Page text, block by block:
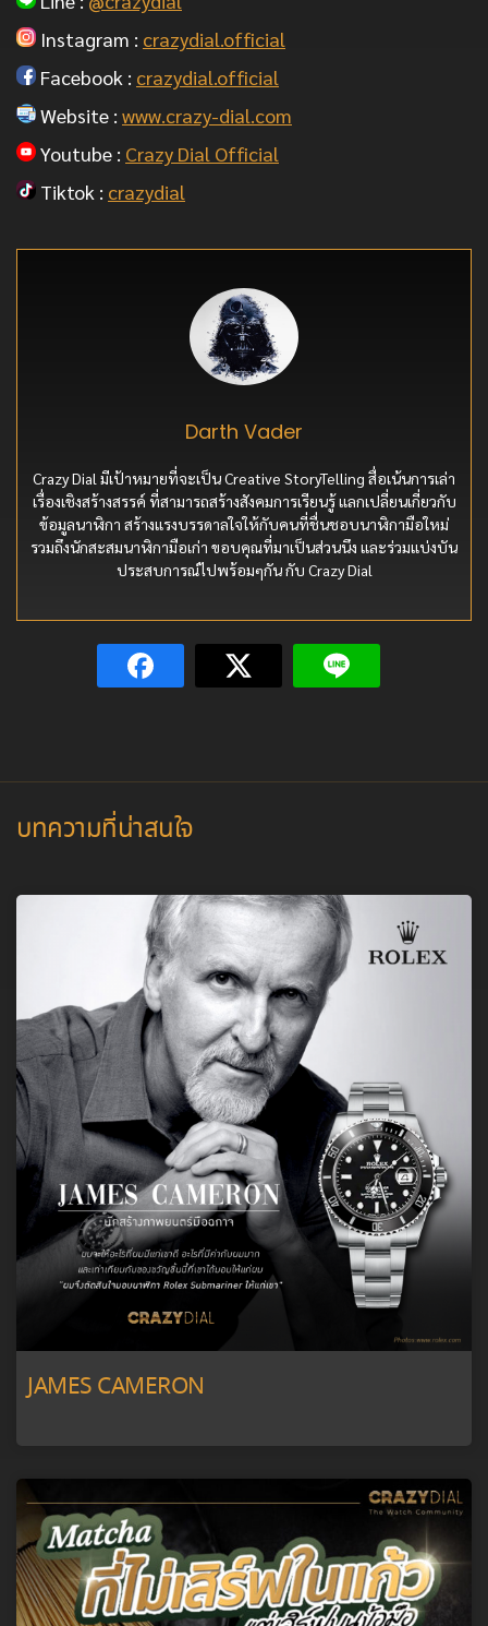
Instagram : crazydial.official
Facebook : crazydial.official
Website : www.crazy-dial.com
Youtube : Crazy Dial Official
Tiktok : crazydial
Darth Vader
Crazy Dial มีเป้าหมายที่จะเป็น Creative StoryTelling สื่อเน้นการเล่า
เรื่องเชิงสร้างสรรค์ ที่สามารถสร้างสังคมการเรียนรู้ แลกเปลี่ยนเกี่ยวกับ
ข้อมูลนาฬิกา สร้างแรงบรรดาลใจให้กับคนที่ชื่นชอบนาฬิกามือใหม่
รวมถึงนักสะสมนาฬิกามือเก่า ขอบคุณที่มาเป็นส่วนนึง และร่วมแบ่งบัน
ประสบการณ์ไปพร้อมๆกัน กับ Crazy Dial
บทความที่น่าสนใจ
JAMES CAMERON